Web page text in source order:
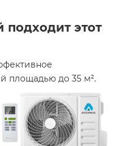
этот
площадью до 35 м².